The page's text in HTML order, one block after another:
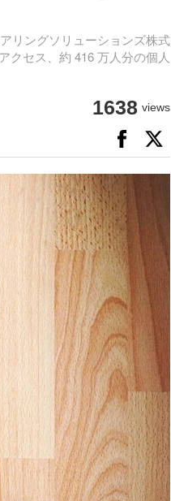
リングソリューションズ株式
クセス、約 416 万人分の個人
1638 views